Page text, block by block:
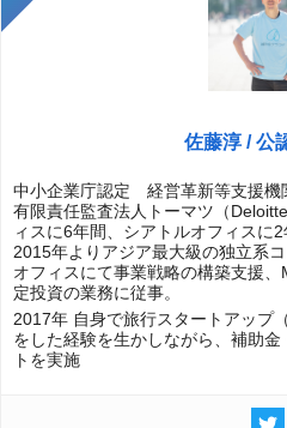
佐藤淳 / 公
中小企業庁認定 経営革新等支援機
有限責任監査法人トーマツ（
ィスに6年間、シアトルオフィスに2
2015年よりアジア最大級の独立系
オフィスにて事業戦略の構築支援
定投資の業務に従事。
2017年 自身で旅行スタートアップ
をした経験を生かしながら、補助
トを実施